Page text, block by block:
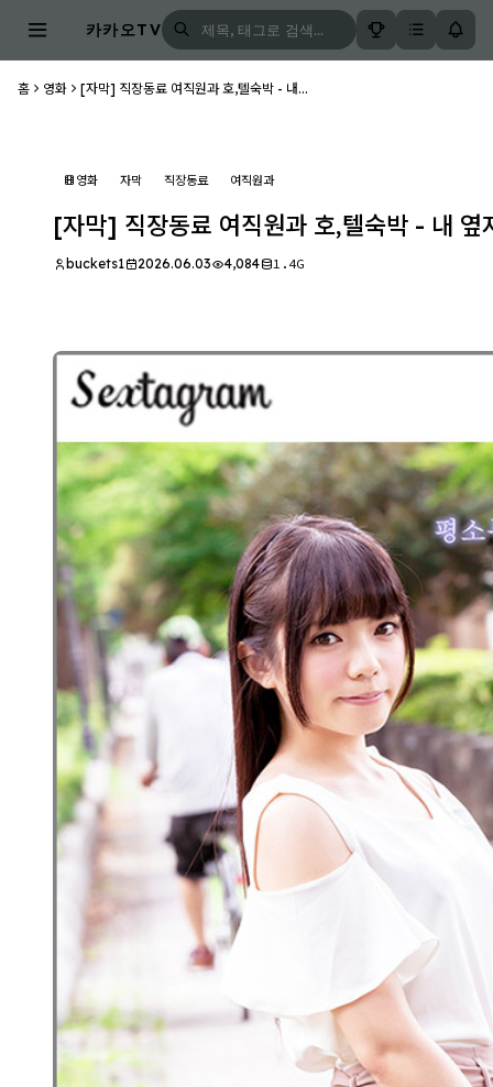
카카오TV
홈 영화 [자막] 직장동료 여직원과 호,텔숙박 - 내...
영화 자막 직장동료 여직원과
[자막] 직장동료 여직원과 호,텔숙박 - 내 옆
buckets1 2026.06.03 4,084 1.4G